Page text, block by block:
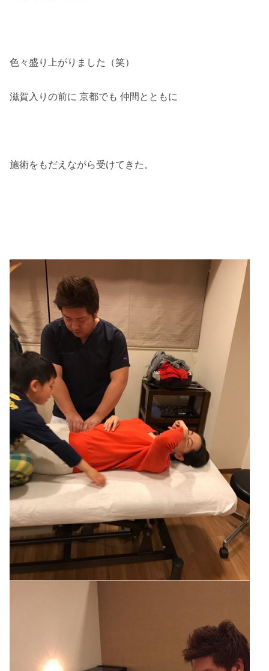
色々盛り上がりました（笑）
滋賀入りの前に 京都でも 仲間とともに
施術をもだえながら受けてきた。